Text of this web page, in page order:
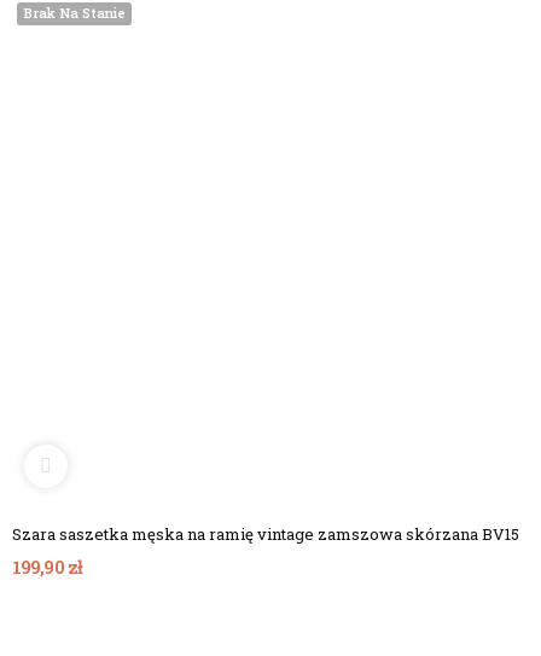
Brak Na Stanie
Szara saszetka męska na ramię vintage zamszowa skórzana BV15
199,90 zł